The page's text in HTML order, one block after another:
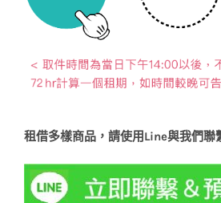
租借多樣商品，請使用Line與我們聯